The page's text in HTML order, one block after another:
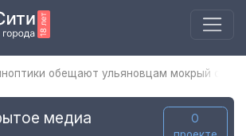
обещают ульяновцам мокрый снег
медиа
О